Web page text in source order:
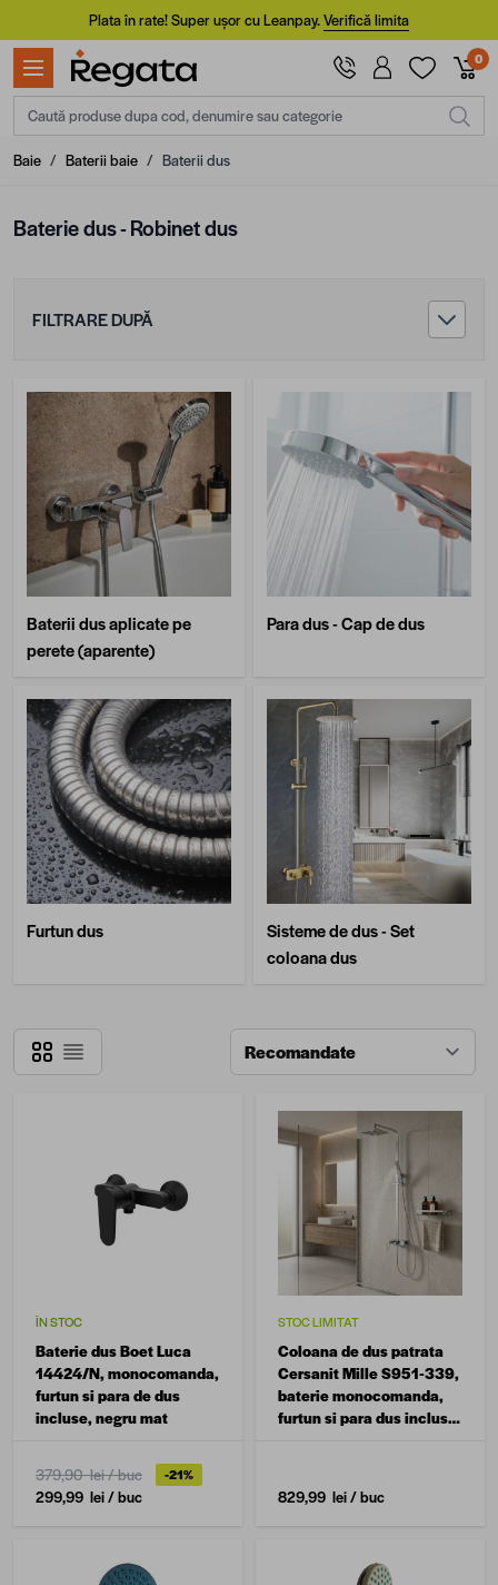
Mergi la ConținutPlata în rate! Super ușor cu Leanpay.Verifică limita
0
Caută produse dupa cod, denumire sau categorie
Baie / Baterii baie / Baterii dus
Baterie dus - Robinet dus
FILTRARE DUPĂ
Baterii dus aplicate pe
perete (aparente)
Para dus - Cap de dus
Furtun dus
Sisteme de dus - Set
coloana dus
Grilă
Listă
ÎN STOC
Baterie dus Boet Luca
14424/N, monocomanda,
furtun si para de dus
incluse, negru mat
379,90 lei/ buc -21%
299,99 lei/ buc
STOC LIMITAT
Coloana de dus patrata
Cersanit Mille S951-339,
baterie monocomanda,
furtun si para dus incluse,
829,99 lei/ buc